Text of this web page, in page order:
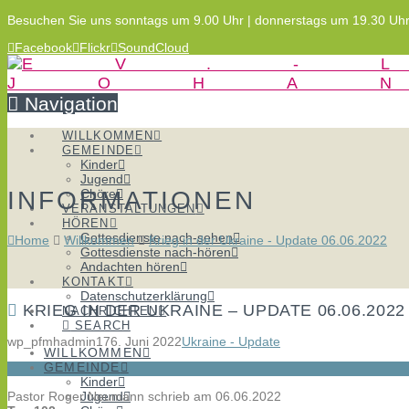
Besuchen Sie uns sonntags um 9.00 Uhr | donnerstags um 19.30 Uhr
Facebook Flickr SoundCloud
Navigation
WILLKOMMEN
GEMEINDE
Kinder
Jugend
Chöre
VERANSTALTUNGEN
HÖREN
Gottesdienste nach-sehen
Gottesdienste nach-hören
Andachten hören
KONTAKT
Datenschutzerklärung
NACHRICHTEN
SEARCH
WILLKOMMEN
GEMEINDE
Kinder
Jugend
INFORMATIONEN
Home Willkommen Krieg in der Ukraine - Update 06.06.2022
KRIEG IN DER UKRAINE – UPDATE 06.06.2022
wp_pfmhadmin176. Juni 2022Ukraine - Update
Pastor Roger Neumann schrieb am 06.06.2022